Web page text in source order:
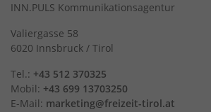
INN.PULS Kommunikationsagentur
Valiergasse 58
6020 Innsbruck / Tirol
Tel.: +43 512 370325
Mobil: +43 699 13703250
E-Mail: marketing@freizeit-tirol.at